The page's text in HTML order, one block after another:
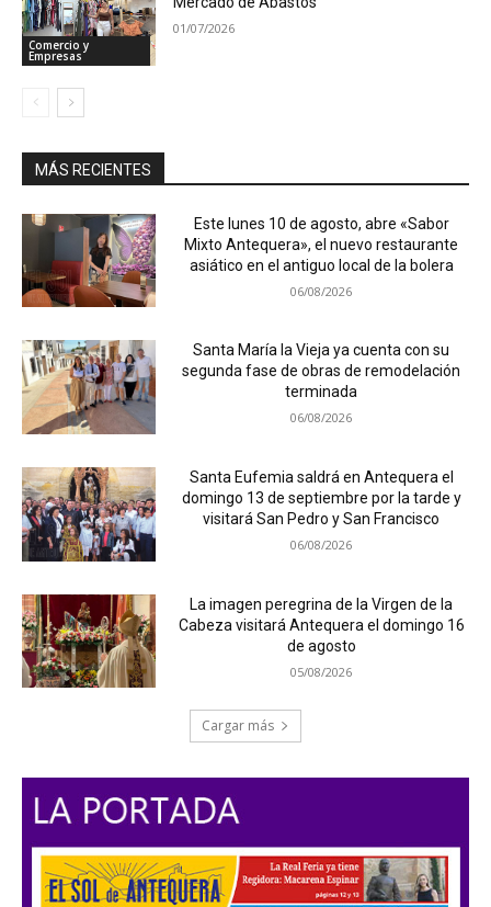
Comercio y
Empresas
01/07/2026
MÁS RECIENTES
Este lunes 10 de agosto, abre «Sabor
Mixto Antequera», el nuevo restaurante
asiático en el antiguo local de la bolera
06/08/2026
Santa María la Vieja ya cuenta con su
segunda fase de obras de remodelación
terminada
06/08/2026
Santa Eufemia saldrá en Antequera el
domingo 13 de septiembre por la tarde y
visitará San Pedro y San Francisco
06/08/2026
La imagen peregrina de la Virgen de la
Cabeza visitará Antequera el domingo 16
de agosto
05/08/2026
Cargar más